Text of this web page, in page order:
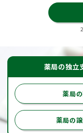
薬局の独立
薬局
薬局の